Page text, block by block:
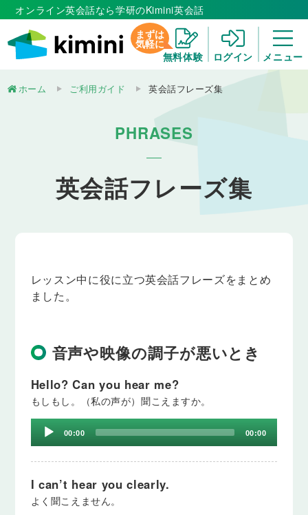
オンライン英会話なら学研のKimini英会話
まずは
気軽に
無料体験
ログイン メニュー
ホーム ご利用ガイド 英会話フレーズ集
PHRASES
英会話フレーズ集
レッスン中に役に立つ英会話フレーズをまとめ
ました。
音声や映像の調子が悪いとき
Hello? Can you hear me?
もしもし。（私の声が）聞こえますか。
Audio
Player00:00 00:00
I can’t hear you clearly.
よく聞こえません。